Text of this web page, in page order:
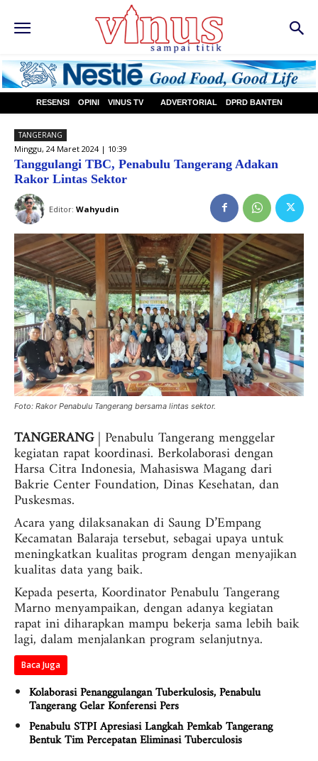
RESENSI OPINI VINUS TV ADVERTORIAL DPRD BANTEN
TANGERANG
Minggu, 24 Maret 2024 | 10:39
Tanggulangi TBC, Penabulu Tangerang Adakan
Rakor Lintas Sektor
Editor: Wahyudin
Foto: Rakor Penabulu Tangerang bersama lintas sektor.
TANGERANG| Penabulu Tangerang menggelar
kegiatan rapat koordinasi. Berkolaborasi dengan
Harsa Citra Indonesia, Mahasiswa Magang dari
Bakrie Center Foundation, Dinas Kesehatan, dan
Puskesmas.
Acara yang dilaksanakan di Saung D’Empang
Kecamatan Balaraja tersebut, sebagai upaya untuk
meningkatkan kualitas program dengan menyajikan
kualitas data yang baik.
Kepada peserta, Koordinator Penabulu Tangerang
Marno menyampaikan, dengan adanya kegiatan
rapat ini diharapkan mampu bekerja sama lebih baik
lagi, dalam menjalankan program selanjutnya.
Baca Juga
Kolaborasi Penanggulangan Tuberkulosis, Penabulu
Tangerang Gelar Konferensi Pers
Penabulu STPI Apresiasi Langkah Pemkab Tangerang
Bentuk Tim Percepatan Eliminasi Tuberculosis